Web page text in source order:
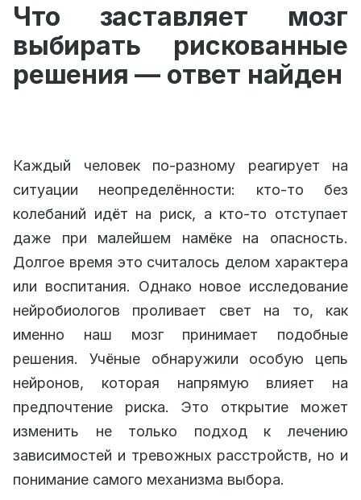
Что заставляет мозг
выбирать рискованные
решения — ответ найден
Каждый человек по-разному реагирует на
ситуации неопределённости: кто-то без
колебаний идёт на риск, а кто-то отступает
даже при малейшем намёке на опасность.
Долгое время это считалось делом характера
или воспитания. Однако новое исследование
нейробиологов проливает свет на то, как
именно наш мозг принимает подобные
решения. Учёные обнаружили особую цепь
нейронов, которая напрямую влияет на
предпочтение риска. Это открытие может
изменить не только подход к лечению
зависимостей и тревожных расстройств, но и
понимание самого механизма выбора.